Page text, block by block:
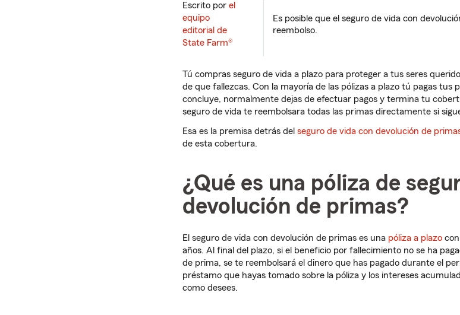
Escrito por el
equipo
editorial de
State Farm®
Es posible que el seguro de vida con
reembolso.
Tú compras seguro de vida a plazo para proteger a tus seres
de que fallezcas. Con la mayoría de las pólizas a plazo tú pagas tus
concluye, normalmente dejas de efectuar pagos y termina tu
seguro de vida te reembolsara todas las primas directamente si
Esa es la premisa detrás del seguro de vida con devolución de
de esta cobertura.
¿Qué es una póliza de
devolución de primas?
El seguro de vida con devolución de primas es una póliza a plazo
años. Al final del plazo, si el beneficio por fallecimiento no se ha
de prima, se te reembolsará el dinero que has pagado durante el
préstamo que hayas tomado sobre la póliza y los intereses
como desees.